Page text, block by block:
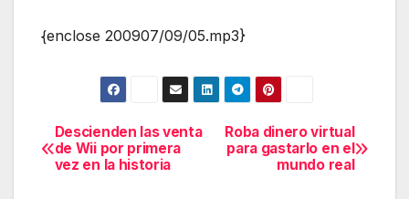
{enclose 200907/09/05.mp3}
Navegación
de
Roba dinero virtual
para gastarlo en el
mundo real
Descienden las venta
de Wii por primera
vez en la historia